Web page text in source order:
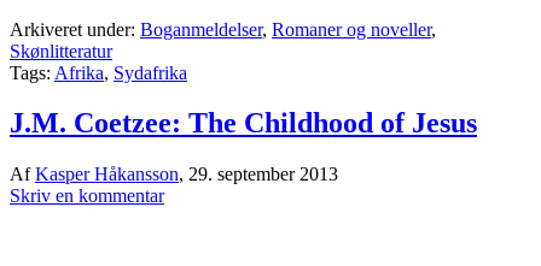
Arkiveret under: Boganmeldelser, Romaner og noveller,
Skønlitteratur
Tags: Afrika, Sydafrika
J.M. Coetzee: The Childhood of Jesus
AfKasper Håkansson, 29. september 2013
Skriv en kommentar